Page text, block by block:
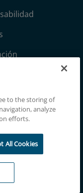
privacidad
to the storing of
analyze
efforts.
All Cookies